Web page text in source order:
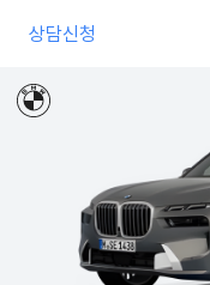
상담신청